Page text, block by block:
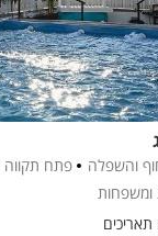
והשפלה פתח תקווה
ומשפחות